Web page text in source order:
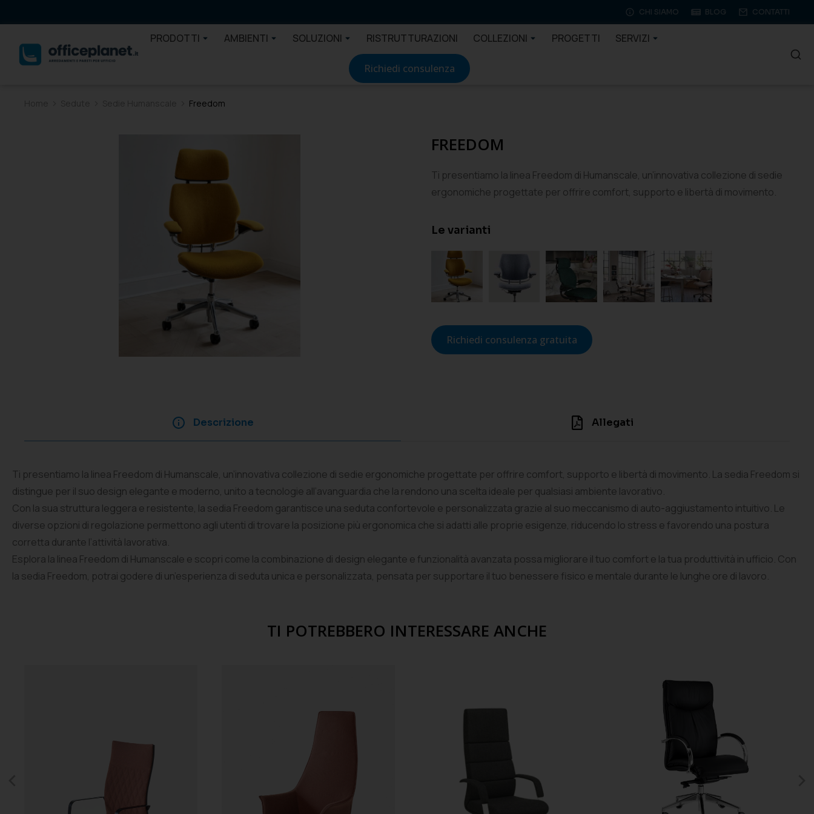
CHI SIAMO BLOG CONTATTI
PRODOTTI AMBIENTI SOLUZIONI RISTRUTTURAZIONI COLLEZIONI PROGETTI SERVIZI
Richiedi consulenza
Freedom
FREEDOM
Ti presentiamo la linea Freedom di Humanscale, un’innovativa collezione di sedie
ergonomiche progettate per offrire comfort, supporto e libertà di movimento.
Le varianti
Richiedi consulenza gratuita
Descrizione Allegati
Ti presentiamo la linea Freedom di Humanscale, un’innovativa collezione di sedie ergonomiche progettate per offrire comfort, supporto e libertà di movimento. La sedia Freedom si
distingue per il suo design elegante e moderno, unito a tecnologie all’avanguardia che la rendono una scelta ideale per qualsiasi ambiente lavorativo.
Con la sua struttura leggera e resistente, la sedia Freedom garantisce una seduta confortevole e personalizzata grazie al suo meccanismo di auto-aggiustamento intuitivo. Le
diverse opzioni di regolazione permettono agli utenti di trovare la posizione più ergonomica che si adatti alle proprie esigenze, riducendo lo stress e favorendo una postura
corretta durante l’attività lavorativa.
Esplora la linea Freedom di Humanscale e scopri come la combinazione di design elegante e funzionalità avanzata possa migliorare il tuo comfort e la tua produttività in ufficio. Con
la sedia Freedom, potrai godere di un’esperienza di seduta unica e personalizzata, pensata per supportare il tuo benessere fisico e mentale durante le lunghe ore di lavoro.
TI POTREBBERO INTERESSARE ANCHE